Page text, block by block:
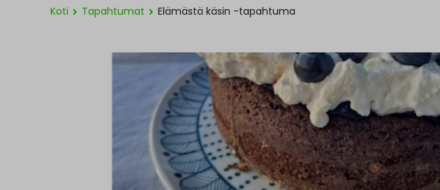
Koti Tapahtumat Elämästä käsin -tapahtuma